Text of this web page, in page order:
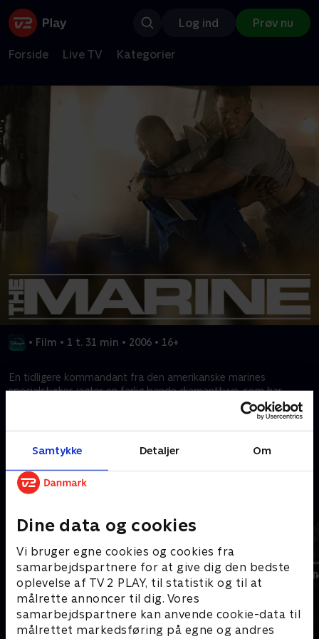
Samtykke Detaljer Om
Dine data og cookies
Vi bruger egne cookies og cookies fra
samarbejdspartnere for at give dig den bedste
oplevelse af TV 2 PLAY, til statistik og til at
målrette annoncer til dig. Vores
samarbejdspartnere kan anvende cookie-data til
målrettet markedsføring på egne og andres
Log ind Prøv nu
Forside Live TV Kategorier
• Film • 1 t. 31 min • 2006 • 16+
En tidligere kommandant fra den amerikanske marines
specialstyrker jagter en farlig bande diamanttyve, som har
Kræver tilkøb
Mere indhold fra Disney+